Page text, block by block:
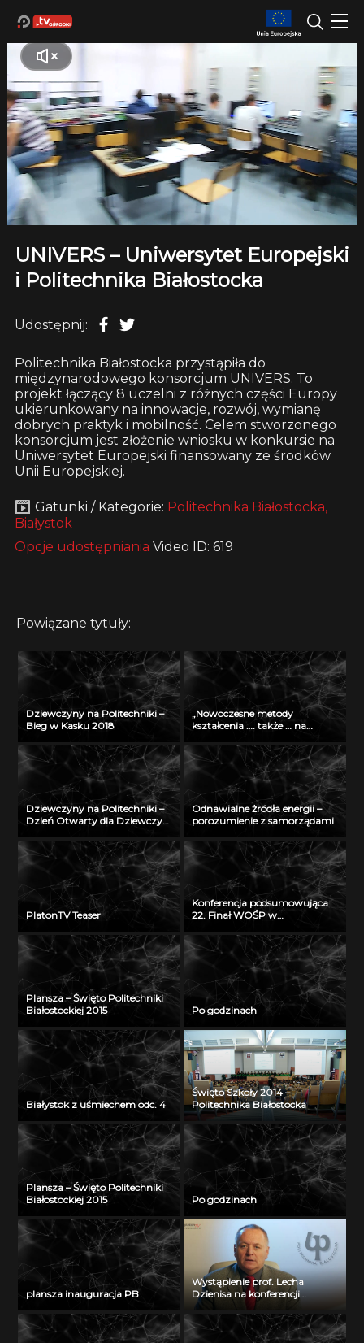
UNIVERS – Uniwersytet Europejski
i Politechnika Białostocka
Udostępnij:
Politechnika Białostocka przystąpiła do
międzynarodowego konsorcjum UNIVERS. To
projekt łączący 8 uczelni z różnych części Europy
ukierunkowany na innowacje, rozwój, wymianę
dobrych praktyk i mobilność. Celem stworzonego
konsorcjum jest złożenie wniosku w konkursie na
Uniwersytet Europejski finansowany ze środków
Unii Europejskiej.
Gatunki / Kategorie: Politechnika Białostocka,
Białystok
Opcje udostępniania Video ID: 619
Powiązane tytuły:
Dziewczyny na Politechniki –
Bieg w Kasku 2018
„Nowoczesne metody
kształcenia …. także … na
Radiu Akadera – 11 grudzień
2012
Dziewczyny na Politechniki –
Dzień Otwarty dla Dziewczyn
Odnawialne żródła energii –
porozumienie z samorządami
PlatonTV Teaser
Konferencja podsumowująca
22. Finał WOŚP w
Plansza – Święto Politechniki
Białostockiej 2015
Po godzinach
Białystok z uśmiechem odc. 4
Święto Szkoły 2014 –
Politechnika Białostocka
Plansza – Święto Politechniki
Białostockiej 2015
Po godzinach
plansza inauguracja PB
Wystąpienie prof. Lecha
Dzienisa na konferencji
„Integration, partnership and
innovations in civil engineering
and education”